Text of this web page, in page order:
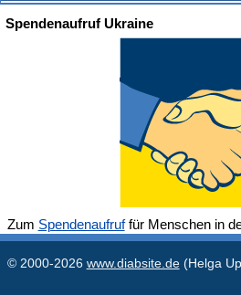
Spendenaufruf Ukraine
Zum Spendenaufruffür Menschen in
© 2000-2026 www.diabsite.de(Helga